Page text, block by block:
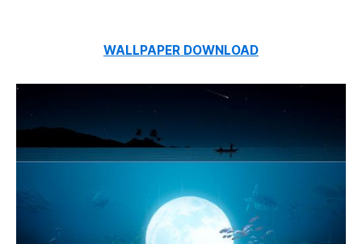
WALLPAPER DOWNLOAD